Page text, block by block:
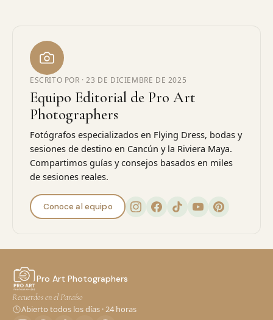
ESCRITO POR ·23 DE DICIEMBRE DE 2025
Equipo Editorial de Pro Art
Photographers
Fotógrafos especializados en Flying Dress, bodas y
sesiones de destino en Cancún y la Riviera Maya.
Compartimos guías y consejos basados en miles
de sesiones reales.
Conoce al equipo
Pro Art Photographers
Recuerdos en el Paraíso
Abierto todos los días · 24 horas